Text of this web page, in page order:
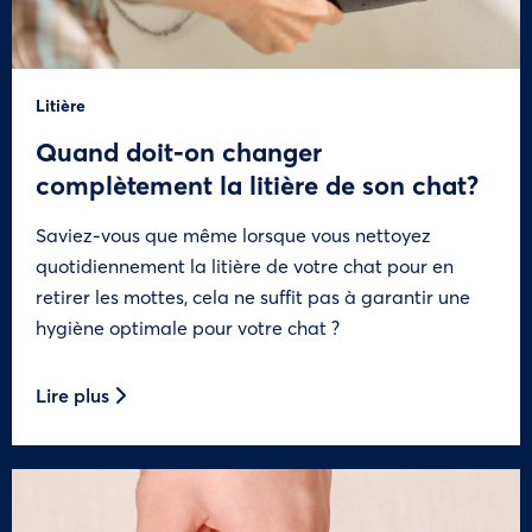
Litière
Quand doit-on changer
complètement la litière de son chat?
Saviez-vous que même lorsque vous nettoyez
quotidiennement la litière de votre chat pour en
retirer les mottes, cela ne suffit pas à garantir une
hygiène optimale pour votre chat ?
Lire plus